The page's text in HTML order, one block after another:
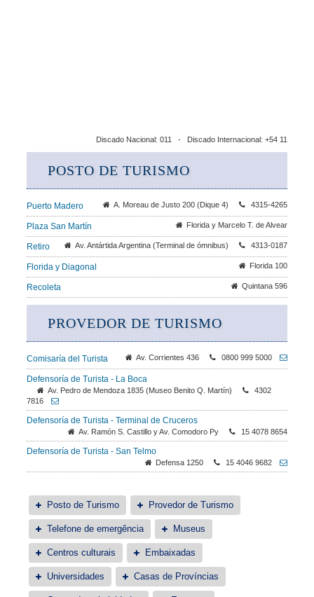
Discado Nacional: 011 - Discado Internacional: +54 11
POSTO DE TURISMO
Puerto Madero A. Moreau de Justo 200 (Dique 4) 4315-4265
Plaza San Martín Florida y Marcelo T. de Alvear
Retiro Av. Antártida Argentina (Terminal de ómnibus) 4313-0187
Florida y Diagonal Florida 100
Recoleta Quintana 596
PROVEDOR DE TURISMO
Comisaría del Turista Av. Corrientes 436 0800 999 5000
Defensoría de Turista - La Boca
Av. Pedro de Mendoza 1835 (Museo Benito Q. Martín)
4302
7816
Defensoría de Turista - Terminal de Cruceros
Av. Ramón S. Castillo y Av. Comodoro Py 15 4078 8654
Defensoría de Turista - San Telmo
Defensa 1250 15 4046 9682
Posto de Turismo Provedor de Turismo
Telefone de emergência Museus
Centros culturais Embaixadas
Universidades Casas de Províncias